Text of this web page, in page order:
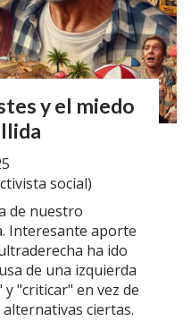
y el miedo
social)
de nuestro
Interesante aporte
ha ido
de una izquierda
"criticar" en vez de
ciertas.